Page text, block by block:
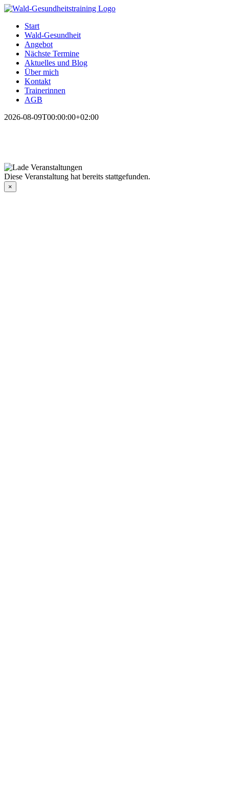
Zum
springenStart
Wald-Gesundheit
Angebot
Nächste Termine
Aktuelles und Blog
Über mich
Kontakt
Trainerinnen
AGB
2026-08-09T00:00:00+02:00
Diese Veranstaltung hat bereits stattgefunden.
×